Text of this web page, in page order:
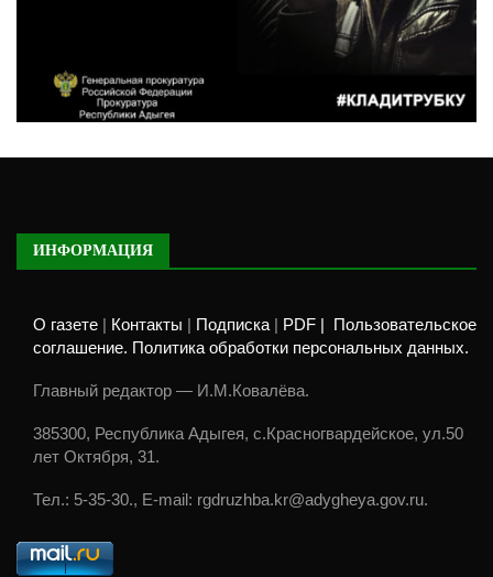
ИНФОРМАЦИЯ
О газете Контакты Подписка PDF |
Пользовательское
соглашение. Политика обработки персональных данных.
Главный редактор — И.М.Ковалёва.
385300, Республика Адыгея, с.Красногвардейское, ул.50
лет Октября, 31.
Тел.: 5-35-30., E-mail: rgdruzhba.kr@adygheya.gov.ru.